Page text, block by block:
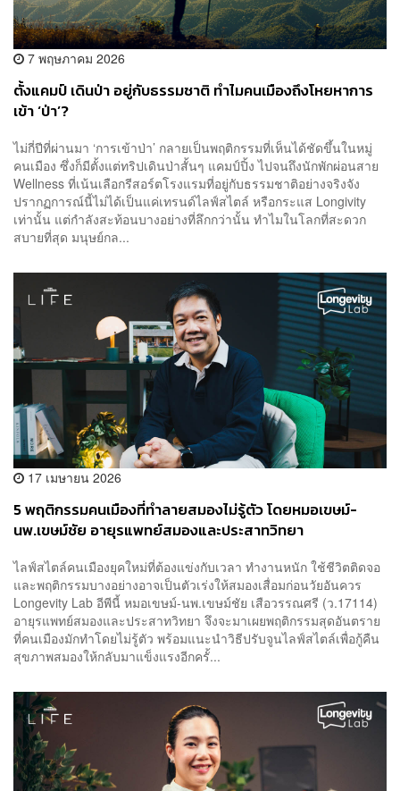
7 พฤษภาคม 2026
ตั้งแคมป์ เดินป่า อยู่กับธรรมชาติ ทำไมคนเมืองถึงโหยหาการ
เข้า ‘ป่า’?
ไม่กี่ปีที่ผ่านมา ‘การเข้าป่า’ กลายเป็นพฤติกรรมที่เห็นได้ชัดขึ้นในหมู่
คนเมือง ซึ่งก็มีตั้งแต่ทริปเดินป่าสั้นๆ แคมป์ปิ้ง ไปจนถึงนักพักผ่อนสาย
Wellness ที่เน้นเลือกรีสอร์ตโรงแรมที่อยู่กับธรรมชาติอย่างจริงจัง
ปรากฏการณ์นี้ไม่ได้เป็นแค่เทรนด์ไลฟ์สไตล์ หรือกระแส Longivity
เท่านั้น แต่กำลังสะท้อนบางอย่างที่ลึกกว่านั้น ทำไมในโลกที่สะดวก
สบายที่สุด มนุษย์กล...
17 เมษายน 2026
5 พฤติกรรมคนเมืองที่ทำลายสมองไม่รู้ตัว โดยหมอเขษม์-
นพ.เขษม์ชัย อายุรแพทย์สมองและประสาทวิทยา
ไลฟ์สไตล์คนเมืองยุคใหม่ที่ต้องแข่งกับเวลา ทำงานหนัก ใช้ชีวิตติดจอ
และพฤติกรรมบางอย่างอาจเป็นตัวเร่งให้สมองเสื่อมก่อนวัยอันควร
Longevity Lab อีพีนี้ หมอเขษม์-นพ.เขษม์ชัย เสือวรรณศรี (ว.17114)
อายุรแพทย์สมองและประสาทวิทยา จึงจะมาเผยพฤติกรรมสุดอันตราย
ที่คนเมืองมักทำโดยไม่รู้ตัว พร้อมแนะนำวิธีปรับจูนไลฟ์สไตล์เพื่อกู้คืน
สุขภาพสมองให้กลับมาแข็งแรงอีกครั้...